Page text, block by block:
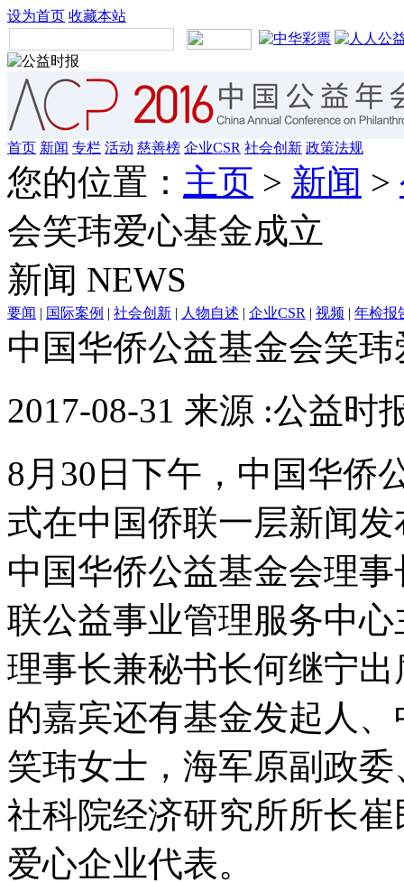
设为首页 收藏本站
首页 新闻 专栏 活动 慈善榜 企业CSR 社会创新 政策法规
您的位置： 主页 > 新闻 >
会笑玮爱心基金成立
新闻 NEWS
要闻 | 国际案例 | 社会创新 | 人物自述 | 企业CSR | 视频 | 年检报
中国华侨公益基金会笑
2017-08-31 来源 :公益时
8月30日下午，中国华侨
式在中国侨联一层新闻
中国华侨公益基金会理
联公益事业管理服务中
理事长兼秘书长何继宁
的嘉宾还有基金发起人
笑玮女士，海军原副政
社科院经济研究所所长
爱心企业代表。